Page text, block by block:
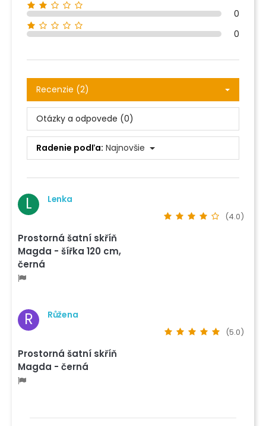
0
0
Recenzie (2)
Otázky a odpovede (0)
Radenie podľa: Najnovšie
L Lenka
(4.0)
Prostorná šatní skříň
Magda - šířka 120 cm,
černá
R Růžena
(5.0)
Prostorná šatní skříň
Magda - černá